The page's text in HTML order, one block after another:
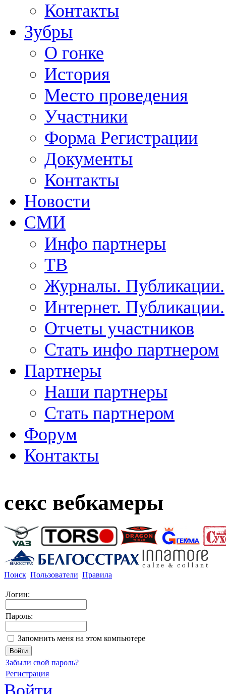
Контакты
Зубры
О гонке
История
Место проведения
Участники
Форма Регистрации
Документы
Контакты
Новости
СМИ
Инфо партнеры
ТВ
Журналы. Публикации.
Интернет. Публикации.
Отчеты участников
Стать инфо партнером
Партнеры
Наши партнеры
Стать партнером
Форум
Контакты
секс вебкамеры
Поиск Пользователи Правила
Логин:
Пароль:
Запомнить меня на этом компьютере
Забыли свой пароль?
Регистрация